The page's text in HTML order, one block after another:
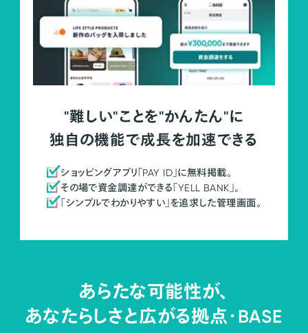
"難しい"ことを"かんたん"に
独自の機能で成長を加速できる
ショッピングアプリ「PAY ID」に無料掲載。
その場で資金調達ができる「YELL BANK」。
「シンプルでわかりやすい」を追求した管理画面。
あらたな可能性が、
あなたらしさと広がる拠点・BASE